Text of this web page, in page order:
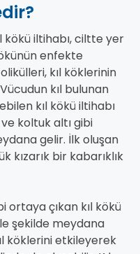
kökü iltihabı, ciltte yer
enfekte
kıl köklerinin
kıl bulunan
kıl kökü iltihabı
koltuk altı gibi
gelir. İlk oluşan
kızarık bir kabarıklık
ortaya çıkan kıl kökü
şekilde meydana
köklerini etkileyerek